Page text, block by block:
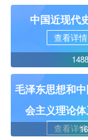
中国近现代
查看详情
毛泽东思想和
会主义理论
查看详情